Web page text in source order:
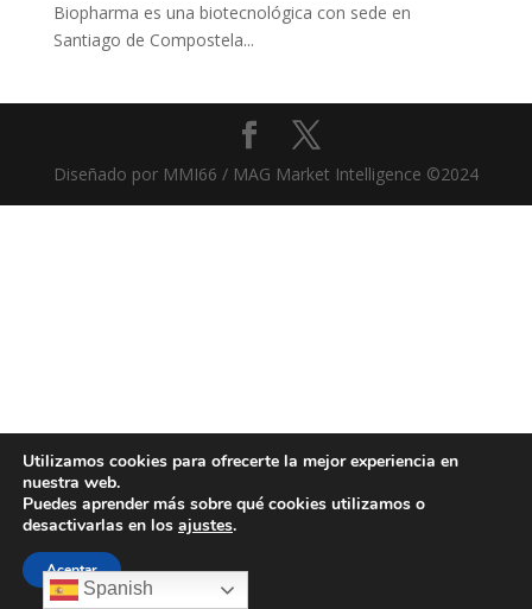
Biopharma es una biotecnológica con sede en
Santiago de Compostela...
Diseñado por MMI66 / MAG Market Intelligence ©2024
Spanish
Utilizamos cookies para ofrecerte la mejor experiencia en
nuestra web.
Puedes aprender más sobre qué cookies utilizamos o
desactivarlas en los ajustes.
Aceptar